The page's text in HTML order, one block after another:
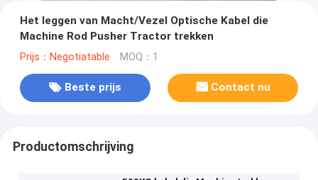
Het leggen van Macht/Vezel Optische Kabel die
Machine Rod Pusher Tractor trekken
Prijs：Negotiatable MOQ：1
Beste prijs Contact nu
Productomschrijving